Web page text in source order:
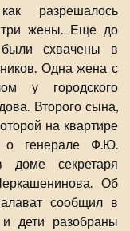
разрешалось
три жены. Еще до
схвачены в
Одна жена с
у городского
Второго сына,
на квартире
генерале Ф.Ю.
доме секретаря
Об
сообщил в
дети разобраны